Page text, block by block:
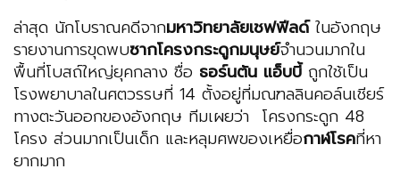
ล่าสุด นักโบราณคดีจากมหาวิทยาลัยเชฟฟีลด์ในอังกฤษ
รายงานการขุดพบซากโครงกระดูกมนุษย์จำนวนมากใน
พื้นที่โบสถ์ใหญ่ยุคกลาง ชื่อ ธอร์นตัน แอ็บบี้ถูกใช้เป็น
โรงพยาบาลในศตวรรษที่ 14 ตั้งอยู่ที่มณฑลลินคอล์นเชียร์
ทางตะวันออกของอังกฤษ ทีมเผยว่า โครงกระดูก 48
โครง ส่วนมากเป็นเด็ก และหลุมศพของเหยื่อกาฬโรคที่หา
ยากมาก